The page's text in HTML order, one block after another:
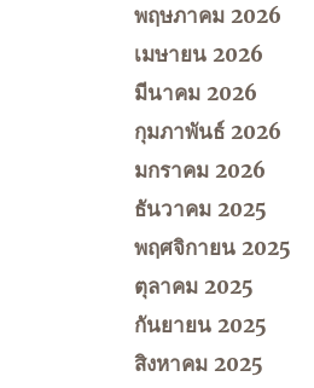
พฤษภาคม 2026
เมษายน 2026
มีนาคม 2026
กุมภาพันธ์ 2026
มกราคม 2026
ธันวาคม 2025
พฤศจิกายน 2025
ตุลาคม 2025
กันยายน 2025
สิงหาคม 2025